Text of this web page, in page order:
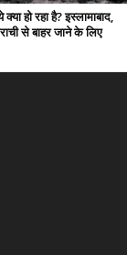
हो रहा है? इस्लामाबाद,
से बाहर जाने के लिए